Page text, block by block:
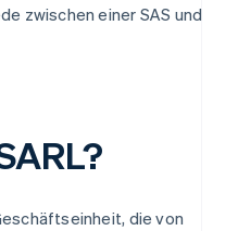
zwischen einer SAS und
die von